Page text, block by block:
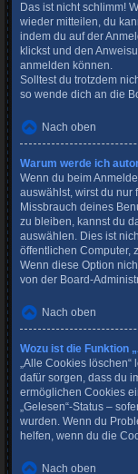
Das ist nicht schlimm!
wieder mitteilen, du
indem du auf der
klickst und den
anmelden können.
Solltest du trotzdem
so wende dich an die
Nach oben
Warum werde ich
Wenn du beim
auswählst, wirst du nur
Missbrauch deines
zu bleiben, kannst du
auswählen. Dies ist
öffentlichen Computer,
Wenn diese Option
von der Board-
Nach oben
Wozu ist die Funktion
„Alle Cookies
dafür sorgen, dass du
ermöglichen Cookies
„Gelesen“-Status –
wurden. Wenn du
helfen, wenn du die
Nach oben